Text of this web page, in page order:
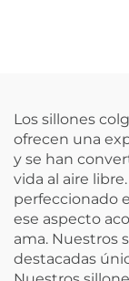
Los sillones
ofrecen una
y se han
vida al aire
perfeccionado
ese aspecto
ama. Nuestros
destacadas